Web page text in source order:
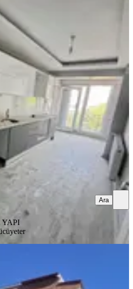
Mah Satılık 2+1
Gaziosmanpaşa Mahallesi
4. Kat·06.08.2026
Halil Gücüyeter
Ara
Kira Getirili Dublex